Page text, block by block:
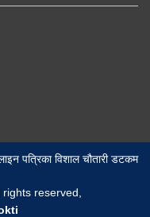
पत्रिका विशाल चौतारी डटकम
reserved,